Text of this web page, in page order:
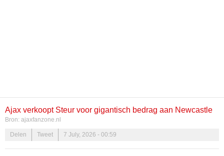
Ajax verkoopt Steur voor gigantisch bedrag aan Newcastle
United; Speler zelf ook al akkoord
Bron: ajaxfanzone.nl
Delen Tweet 7 July, 2026 - 00:59